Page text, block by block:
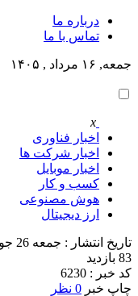
درباره ما
تماس با ما
جمعه, ۱۶ مرداد , ۱۴۰۵
x
اخبار فناوری
اخبار شرکت ها
اخبار موبایل
کسب و کار
هوش مصنوعی
ارز دیجیتال
تاریخ انتشار : جمعه 26 جولای 2024 - 14:47
83 بازدید
کد خبر : 6230
چاپ خبر 0 نظر